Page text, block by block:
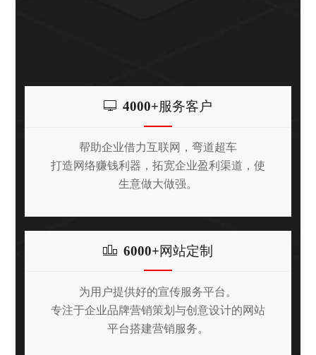
4000+服务客户
帮助企业借力互联网，弯道超车
打造网络赚钱利器，拓宽企业盈利渠道，使
生意做大做强。
6000+网站定制
为用户提供好的宣传服务平台。
专注于企业品牌营销策划与创意设计的网站
平台搭建营销服务。